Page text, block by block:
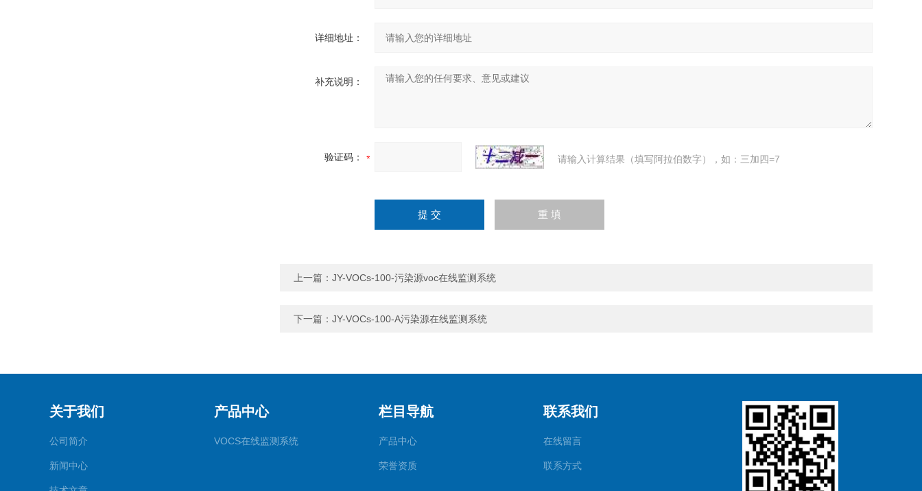
详细地址：
补充说明：
验证码： 请输入计算结果（填写阿拉伯数字），如：三加四=7
上一篇： JY-VOCs-100-污染源voc在线监测系统
下一篇： JY-VOCs-100-A污染源在线监测系统
关于我们
公司简介
新闻中心
产品中心
VOCS在线监测系统
栏目导航
产品中心
荣誉资质
联系我们
在线留言
联系方式